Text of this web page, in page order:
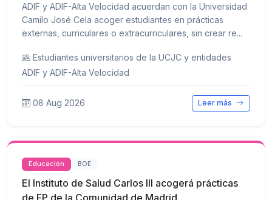
ADIF y ADIF-Alta Velocidad acuerdan con la Universidad
Camilo José Cela acoger estudiantes en prácticas
externas, curriculares o extracurriculares, sin crear re...
Estudiantes universitarios de la UCJC y entidades
ADIF y ADIF-Alta Velocidad
08 Aug 2026 Leer más
Educación BOE
El Instituto de Salud Carlos III acogerá prácticas
de FP de la Comunidad de Madrid